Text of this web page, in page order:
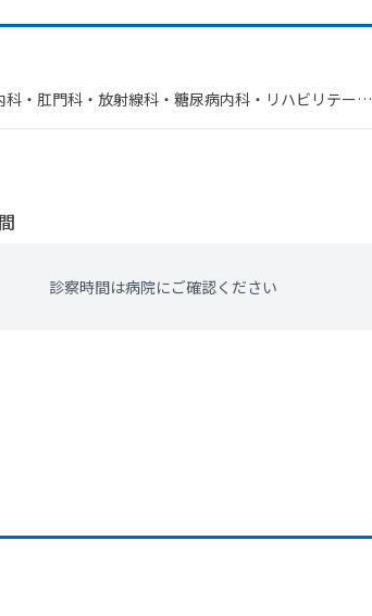
・​肛門科・​放射線科・​糖尿病内科・​リハビリテーシ
診察時間は病院にご確認ください